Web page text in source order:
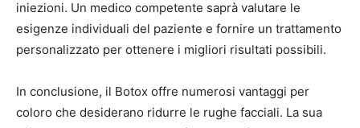
iniezioni. Un medico competente saprà valutare le
esigenze individuali del paziente e fornire un trattamento
personalizzato per ottenere i migliori risultati possibili.
In conclusione, il Botox offre numerosi vantaggi per
coloro che desiderano ridurre le rughe facciali. La sua